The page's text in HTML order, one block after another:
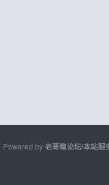
Powered by老哥稳论坛/本站服